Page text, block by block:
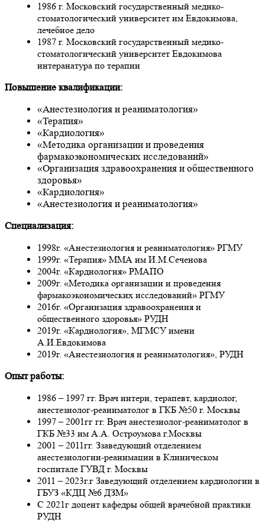
1986 г. Московский государственный медико-
стоматологический университет им Евдокимова,
лечебное дело
1987 г. Московский государственный медико-
стоматологический университет Евдокимова
интеранатура по терапии
Повышение квалификации:
«Анестезиология и реаниматология»
«Терапия»
«Кардиология»
«Методика организации и проведения
фармакоэкономических исследований»
«Организация здравоохранения и общественного
здоровья»
«Кардиология»
«Анестезиология и реаниматология»
Специализация:
1998г. «Анестезиология и реаниматология» РГМУ
1999г. «Терапия» ММА им И.М.Сеченова
2004г. «Кардиология» РМАПО
2009г. «Методика организации и проведения
фармакоэкономических исследований» РГМУ
2016г. «Организация здравоохранения и
общественного здоровья» РУДН
2019г. «Кардиология», МГМСУ имени
А.И.Евдокимова
2019г. «Анестезиология и реаниматология», РУДН
Опыт работы:
1986 – 1997 гг. Врач интерн, терапевт, кардиолог,
анестезиолог-реаниматолог в ГКБ №50 г. Москвы
1997 – 2001гг гг. Врач анестезиолог-реаниматолог в
ГКБ №33 им А.А. Остроумова г.Москвы
2001 – 2011гг. Ззаведующий отделением
анестезиологии-реанимации в Клиническом
госпитале ГУВД г. Москвы
2011 – 2023г.г Заведующий отделением кардиологии в
ГБУЗ «КДЦ №6 ДЗМ»
С 2021г доцент кафедры общей врачебной практики
РУДН